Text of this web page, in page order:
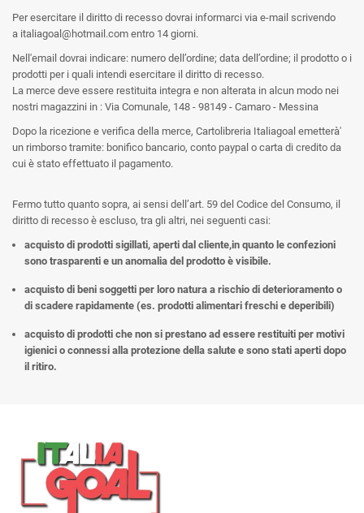
Per esercitare il diritto di recesso dovrai informarci via e-mail scrivendo
a italiagoal@hotmail.com entro 14 giorni.
Nell'email dovrai indicare: numero dell’ordine; data dell’ordine; il prodotto o i
prodotti per i quali intendi esercitare il diritto di recesso.
La merce deve essere restituita integra e non alterata in alcun modo nei
nostri magazzini in : Via Comunale, 148 - 98149 - Camaro - Messina
Dopo la ricezione e verifica della merce, Cartolibreria Italiagoal emetterà'
un rimborso tramite: bonifico bancario, conto paypal o carta di credito da
cui è stato effettuato il pagamento.
Fermo tutto quanto sopra, ai sensi dell’art. 59 del Codice del Consumo, il
diritto di recesso è escluso, tra gli altri, nei seguenti casi:
acquisto di prodotti sigillati, aperti dal cliente,in quanto le confezioni
sono trasparenti e un anomalia del prodotto è visibile.
acquisto di beni soggetti per loro natura a rischio di deterioramento o
di scadere rapidamente (es. prodotti alimentari freschi e deperibili)
acquisto di prodotti che non si prestano ad essere restituiti per motivi
igienici o connessi alla protezione della salute e sono stati aperti dopo
il ritiro.